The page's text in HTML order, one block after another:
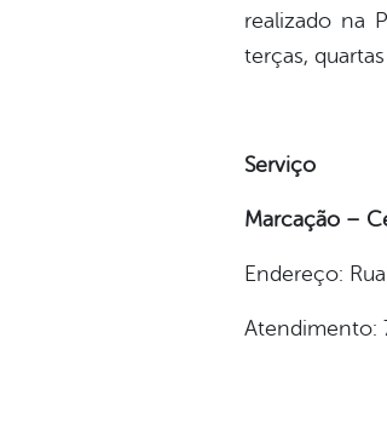
realizado na
terças,
Serviço
Marcação –
Endereço:
Atendimento: